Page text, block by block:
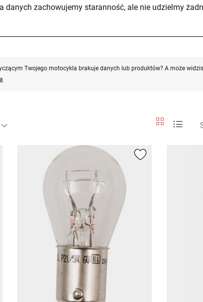
danych zachowujemy staranność, ale nie udzielmy
Twojego motocykla brakuje danych lub produktów? A może